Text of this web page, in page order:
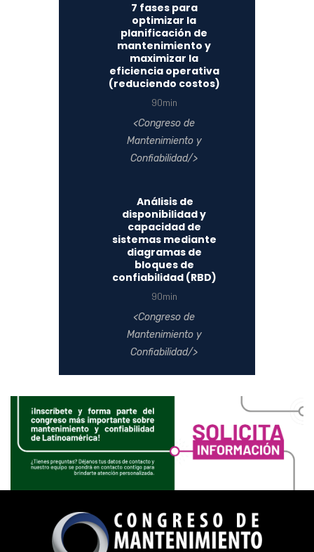
7 fases para
optimizar la
planificación de
mantenimiento y
maximizar la
eficiencia operativa
(reduciendo costos)
90min
Congreso de
Mantenimiento y
Confiabilidad
Análisis de
disponibilidad y
capacidad de
sistemas mediante
diagramas de
bloques de
confiabilidad (RBD)
90min
Congreso de
Mantenimiento y
Confiabilidad